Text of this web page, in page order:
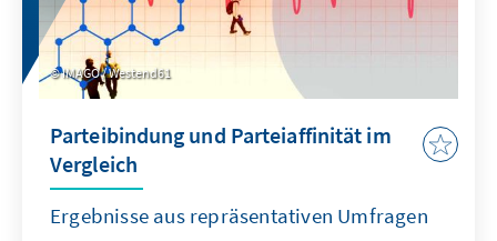
IMAGO / Westend61
Parteibindung und Parteiaffinität im
Vergleich
Ergebnisse aus repräsentativen Umfragen